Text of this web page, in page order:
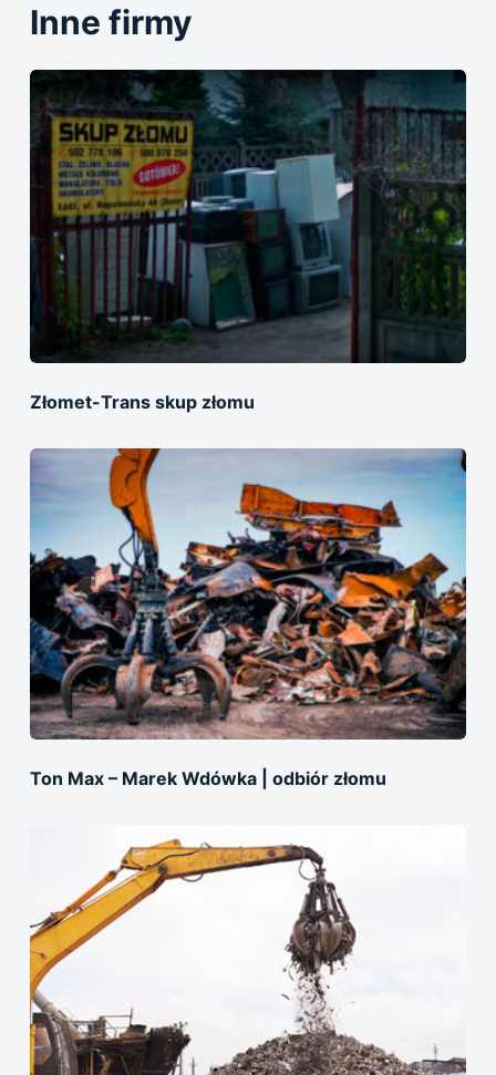
Inne firmy
Złomet-Trans skup złomu
Ton Max – Marek Wdówka | оdbiór złomu